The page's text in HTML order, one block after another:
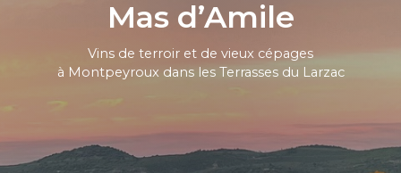
Mas d’Amile
Vins de terroir et de vieux cépages
à Montpeyroux dans les Terrasses du Larzac